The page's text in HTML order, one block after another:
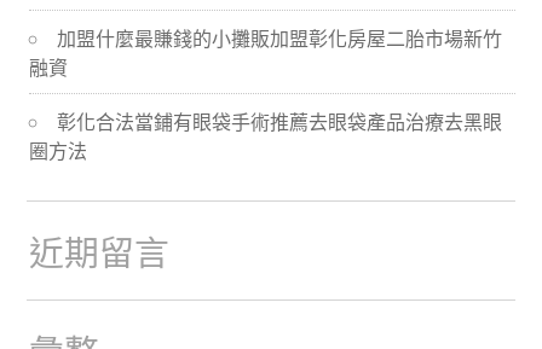
加盟什麼最賺錢的小攤販加盟彰化房屋二胎市場新竹
融資
彰化合法當鋪有眼袋手術推薦去眼袋產品治療去黑眼
圈方法
近期留言